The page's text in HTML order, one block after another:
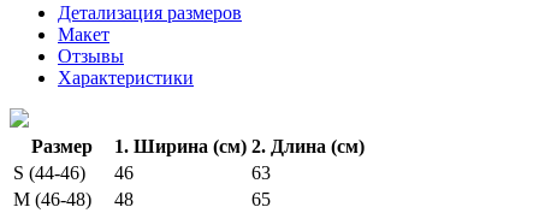
Детализация размеров
Макет
Отзывы
Характеристики
Размер 1. Ширина (см) 2. Длина (см)
S (44-46)
46
63
M (46-48)
48
65